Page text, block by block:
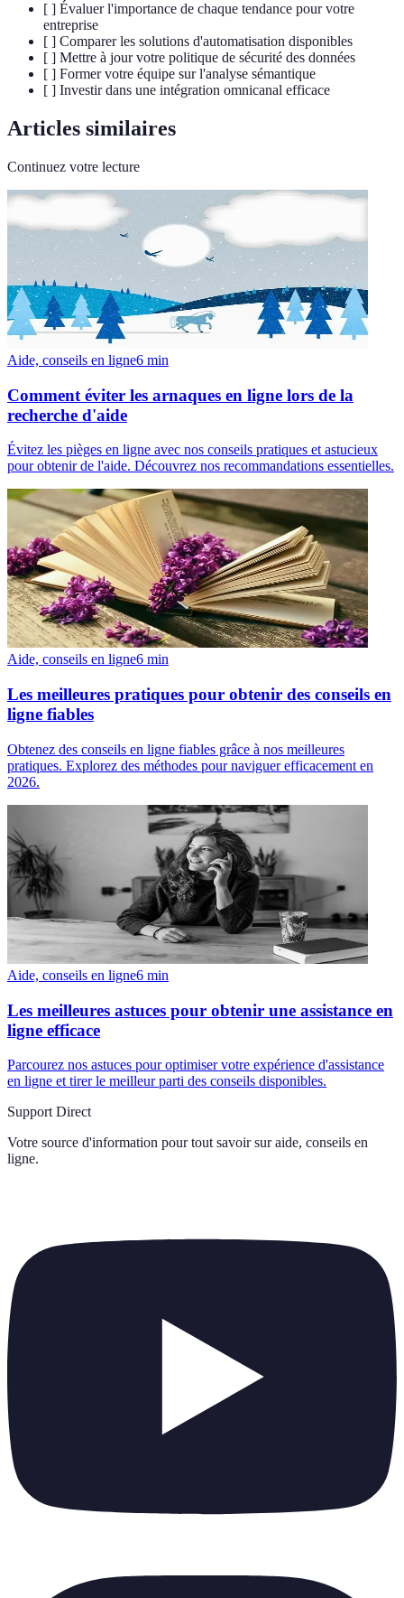
[ ] Évaluer l'importance de chaque tendance pour votre
entreprise
[ ] Comparer les solutions d'automatisation disponibles
[ ] Mettre à jour votre politique de sécurité des données
[ ] Former votre équipe sur l'analyse sémantique
[ ] Investir dans une intégration omnicanal efficace
Articles similaires
Continuez votre lecture
Aide, conseils en ligne6 min
Comment éviter les arnaques en ligne lors de la
recherche d'aide
Évitez les pièges en ligne avec nos conseils pratiques et astucieux
pour obtenir de l'aide. Découvrez nos recommandations essentielles.
Aide, conseils en ligne6 min
Les meilleures pratiques pour obtenir des conseils en
ligne fiables
Obtenez des conseils en ligne fiables grâce à nos meilleures
pratiques. Explorez des méthodes pour naviguer efficacement en
2026.
Aide, conseils en ligne6 min
Les meilleures astuces pour obtenir une assistance en
ligne efficace
Parcourez nos astuces pour optimiser votre expérience d'assistance
en ligne et tirer le meilleur parti des conseils disponibles.
Support Direct
Votre source d'information pour tout savoir sur aide, conseils en
ligne.